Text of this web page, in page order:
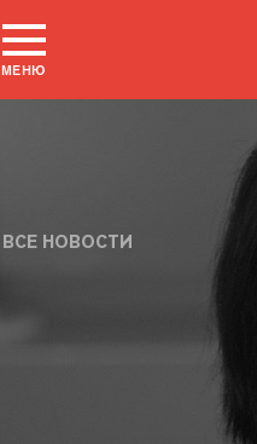
МЕНЮ
ВСЕ НОВОСТИ